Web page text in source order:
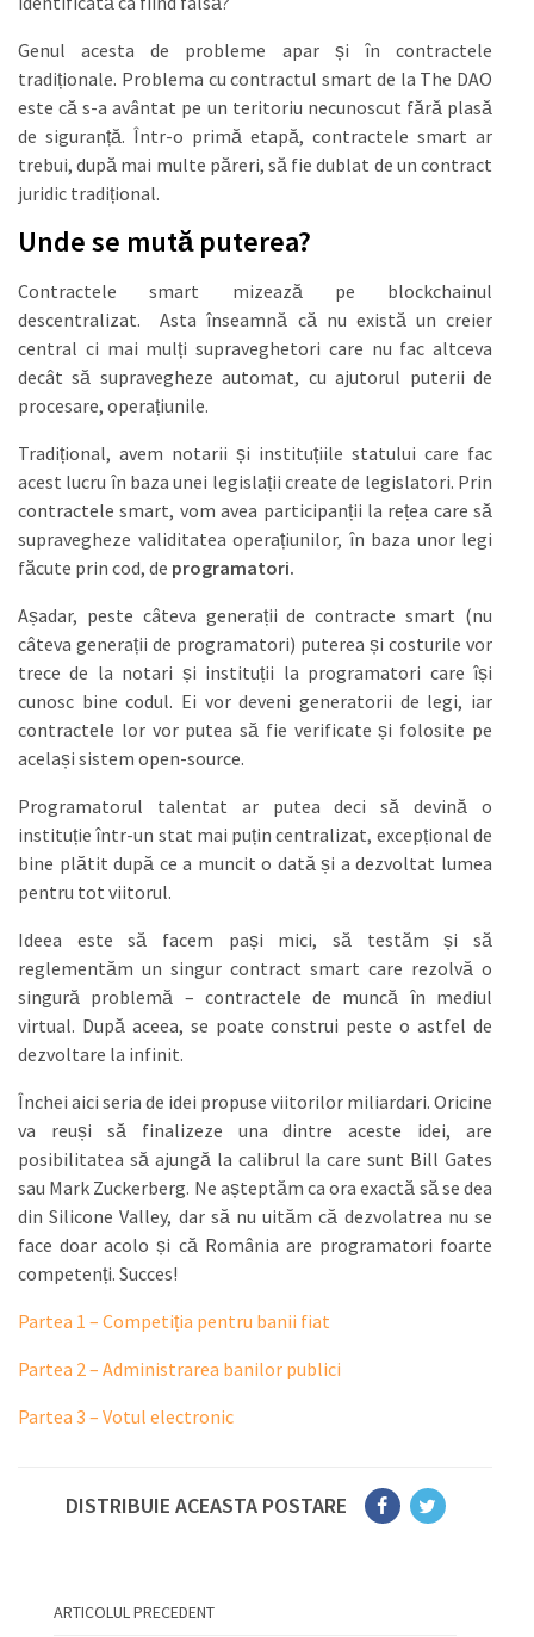
Genul acesta de probleme apar și în contractele
tradiționale. Problema cu contractul smart de la The DAO
este că s-a avântat pe un teritoriu necunoscut fără plasă
de siguranță. Într-o primă etapă, contractele smart ar
trebui, după mai multe păreri, să fie dublat de un contract
juridic tradițional.
Unde se mută puterea?
Contractele smart mizează pe blockchainul
descentralizat. Asta înseamnă că nu există un creier
central ci mai mulți supraveghetori care nu fac altceva
decât să supravegheze automat, cu ajutorul puterii de
procesare, operațiunile.
Tradițional, avem notarii și instituțiile statului care fac
acest lucru în baza unei legislații create de legislatori. Prin
contractele smart, vom avea participanții la rețea care să
supravegheze validitatea operațiunilor, în baza unor legi
făcute prin cod, de programatori.
Așadar, peste câteva generații de contracte smart (nu
câteva generații de programatori) puterea și costurile vor
trece de la notari și instituții la programatori care își
cunosc bine codul. Ei vor deveni generatorii de legi, iar
contractele lor vor putea să fie verificate și folosite pe
același sistem open-source.
Programatorul talentat ar putea deci să devină o
instituție într-un stat mai puțin centralizat, excepțional de
bine plătit după ce a muncit o dată și a dezvoltat lumea
pentru tot viitorul.
Ideea este să facem pași mici, să testăm și să
reglementăm un singur contract smart care rezolvă o
singură problemă – contractele de muncă în mediul
virtual. După aceea, se poate construi peste o astfel de
dezvoltare la infinit.
Închei aici seria de idei propuse viitorilor miliardari. Oricine
va reuși să finalizeze una dintre aceste idei, are
posibilitatea să ajungă la calibrul la care sunt Bill Gates
sau Mark Zuckerberg. Ne așteptăm ca ora exactă să se dea
din Silicone Valley, dar să nu uităm că dezvolatrea nu se
face doar acolo și că România are programatori foarte
competenți. Succes!
Partea 1 – Competiția pentru banii fiat
Partea 2 – Administrarea banilor publici
Partea 3 – Votul electronic
DISTRIBUIE ACEASTA POSTARE
ARTICOLUL PRECEDENT